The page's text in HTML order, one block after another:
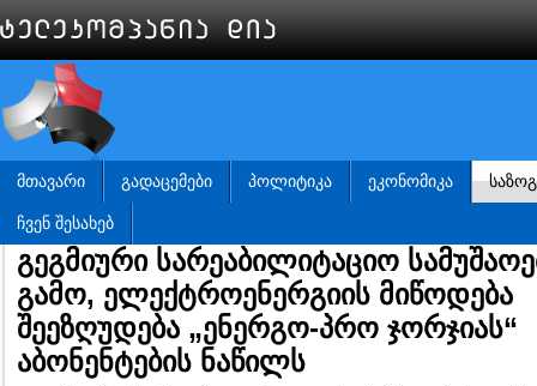
ᲛᲗᲐᲕᲐᲠᲘ ᲒᲐᲓᲐᲪᲔᲛᲔᲑᲘ ᲞᲝᲚᲘᲢᲘᲙᲐ ᲔᲙᲝᲜᲝᲛᲘᲙᲐ
ᲩᲕᲔᲜ ᲨᲔᲡᲐᲮᲔᲑ
გეგმიური სარეაბილიტაციო
გამო, ელექტროენერგიის მიწოდება
შეეზღუდება „ენერგო-პრო ჯორჯიას“
აბონენტების ნაწილს